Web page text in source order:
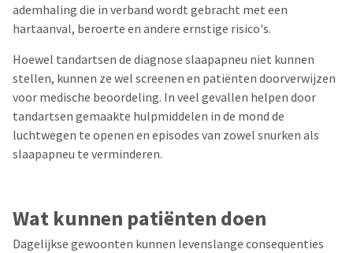
ademhaling die in verband wordt gebracht met een
hartaanval, beroerte en andere ernstige risico's.
Hoewel tandartsen de diagnose slaapapneu niet kunnen
stellen, kunnen ze wel screenen en patiënten doorverwijzen
voor medische beoordeling. In veel gevallen helpen door
tandartsen gemaakte hulpmiddelen in de mond de
luchtwegen te openen en episodes van zowel snurken als
slaapapneu te verminderen.
Wat kunnen patiënten doen
Dagelijkse gewoonten kunnen levenslange consequenties